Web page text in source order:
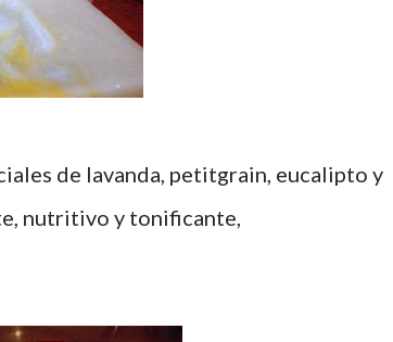
de lavanda, petitgrain, eucalipto y
nutritivo y tonificante,